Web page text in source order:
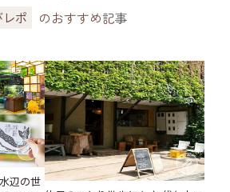
レポ のおすすめ記事
辺の世